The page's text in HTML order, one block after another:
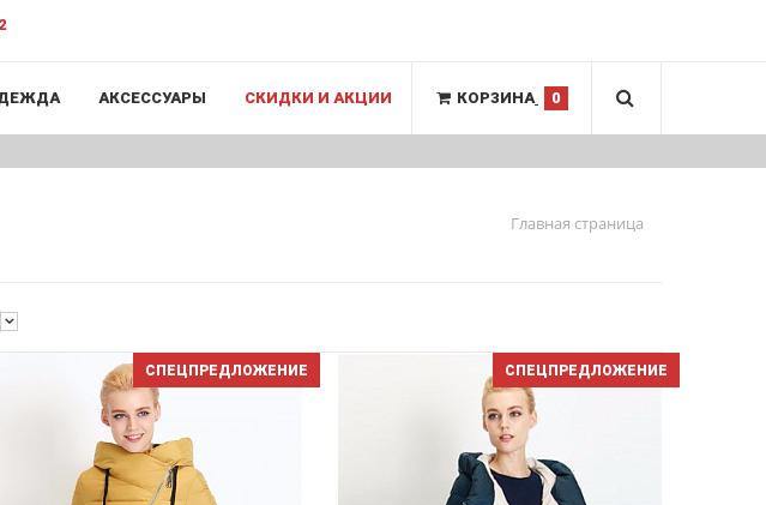
КОРЗИНА 0
АКСЕССУАРЫ СКИДКИ И АКЦИИ
Главная страница
СПЕЦПРЕДЛОЖЕНИЕ СПЕЦПРЕДЛОЖЕНИЕ